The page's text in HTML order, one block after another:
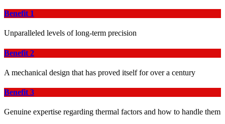
Benefit 1
Unparalleled levels of long-term precision
Benefit 2
A mechanical design that has proved itself for over a century
Benefit 3
Genuine expertise regarding thermal factors and how to handle them